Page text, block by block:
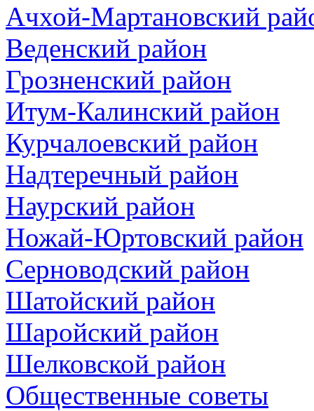
Ачхой-Мартановский
Веденский район
Грозненский район
Итум-Калинский район
Курчалоевский район
Надтеречный район
Наурский район
Ножай-Юртовский район
Серноводский район
Шатойский район
Шаройский район
Шелковской район
Общественные советы